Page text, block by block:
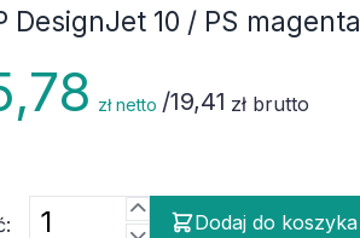
DesignJet 10 / PS magenta
zł netto /19,41 zł brutto
Dodaj do koszyka